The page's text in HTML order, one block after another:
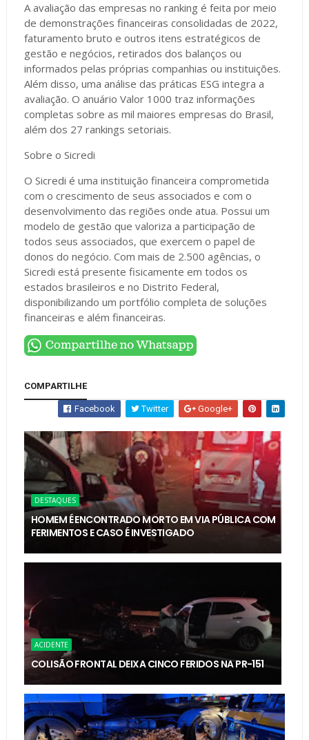
A avaliação das empresas no ranking é feita por meio
de demonstrações financeiras consolidadas de 2022,
faturamento bruto e outros itens estratégicos de
gestão e negócios, retirados dos balanços ou
informados pelas próprias companhias ou instituições.
Além disso, uma análise das práticas ESG integra a
avaliação. O anuário Valor 1000 traz informações
completas sobre as mil maiores empresas do Brasil,
além dos 27 rankings setoriais.
Sobre o Sicredi
O Sicredi é uma instituição financeira comprometida
com o crescimento de seus associados e com o
desenvolvimento das regiões onde atua. Possui um
modelo de gestão que valoriza a participação de
todos seus associados, que exercem o papel de
donos do negócio. Com mais de 2.500 agências, o
Sicredi está presente fisicamente em todos os
estados brasileiros e no Distrito Federal,
disponibilizando um portfólio completa de soluções
financeiras e além financeiras.
COMPARTILHE
Facebook Twitter Google+
DESTAQUES
HOMEM É ENCONTRADO MORTO EM VIA PÚBLICA COM
FERIMENTOS E CASO É INVESTIGADO
ACIDENTE
COLISÃO FRONTAL DEIXA CINCO FERIDOS NA PR-151